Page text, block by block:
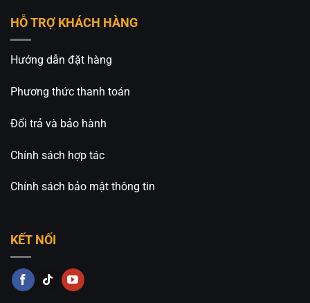
HỖ TRỢ KHÁCH HÀNG
Hướng dẫn đặt hàng
Phương thức thanh toán
Đổi trả và bảo hành
Chính sách hợp tác
Chính sách bảo mật thông tin
KẾT NỐI